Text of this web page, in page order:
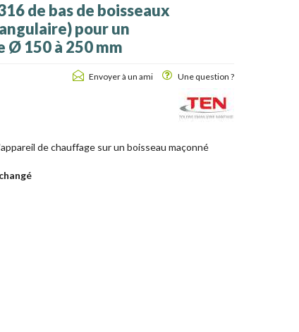
de bas de boisseaux
pour un
150 à 250 mm
Envoyer à un ami Une question ?
de chauffage sur un boisseau maçonné